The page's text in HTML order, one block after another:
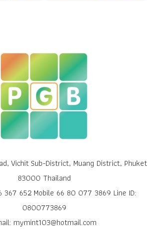
Vichit Sub-District, Muang District, Phuket
83000 Thailand
367 652 Mobile 66 80 077 3869 Line ID:
0800773869
mymint103@hotmail.com